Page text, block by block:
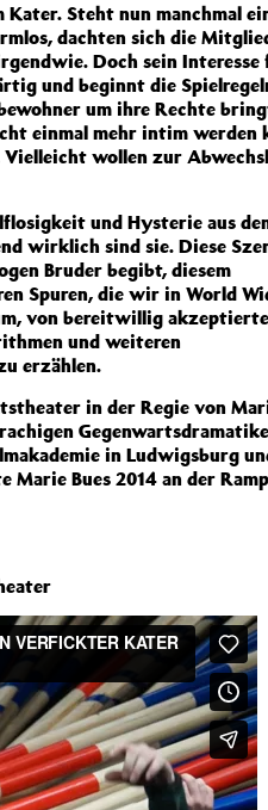
Kater. Steht nun manchmal
dachten sich die
Doch sein Interesse
und beginnt die
um ihre Rechte
einmal mehr intim werden
wollen zur
und Hysterie aus
wirklich sind sie. Diese
Bruder begibt, diesem
Spuren, die wir in World
von bereitwillig
und weiteren
erzählen.
in der Regie von
in Ludwigsburg
Bues 2014 an der